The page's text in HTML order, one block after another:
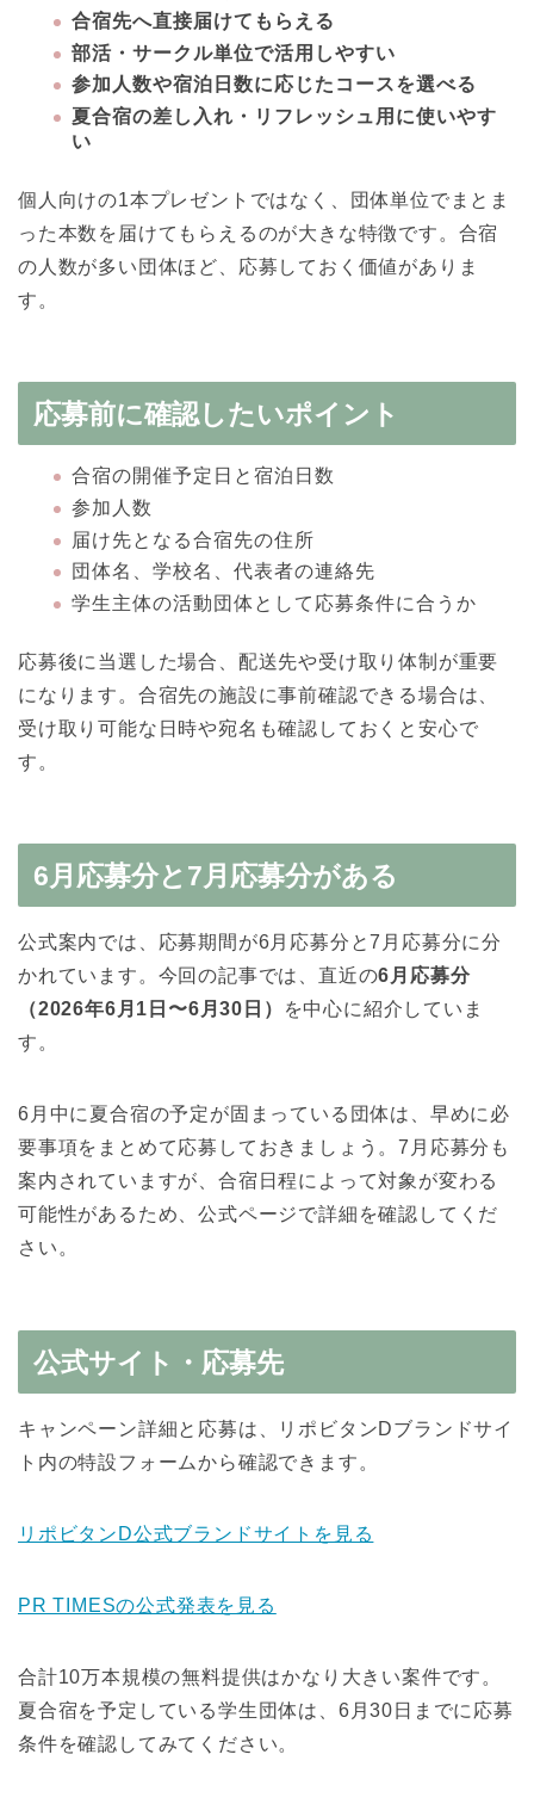
合宿先へ直接届けてもらえる
部活・サークル単位で活用しやすい
参加人数や宿泊日数に応じたコースを選べる
夏合宿の差し入れ・リフレッシュ用に使いやす
い
個人向けの1本プレゼントではなく、団体単位でまとま
った本数を届けてもらえるのが大きな特徴です。合宿
の人数が多い団体ほど、応募しておく価値がありま
す。
応募前に確認したいポイント
合宿の開催予定日と宿泊日数
参加人数
届け先となる合宿先の住所
団体名、学校名、代表者の連絡先
学生主体の活動団体として応募条件に合うか
応募後に当選した場合、配送先や受け取り体制が重要
になります。合宿先の施設に事前確認できる場合は、
受け取り可能な日時や宛名も確認しておくと安心で
す。
6月応募分と7月応募分がある
公式案内では、応募期間が6月応募分と7月応募分に分
かれています。今回の記事では、直近の6月応募分
（2026年6月1日〜6月30日）
を中心に紹介していま
す。
6月中に夏合宿の予定が固まっている団体は、早めに必
要事項をまとめて応募しておきましょう。7月応募分も
案内されていますが、合宿日程によって対象が変わる
可能性があるため、公式ページで詳細を確認してくだ
さい。
公式サイト・応募先
キャンペーン詳細と応募は、リポビタンDブランドサイ
ト内の特設フォームから確認できます。
リポビタンD公式ブランドサイトを見る
PR TIMESの公式発表を見る
合計10万本規模の無料提供はかなり大きい案件です。
夏合宿を予定している学生団体は、6月30日までに応募
条件を確認してみてください。